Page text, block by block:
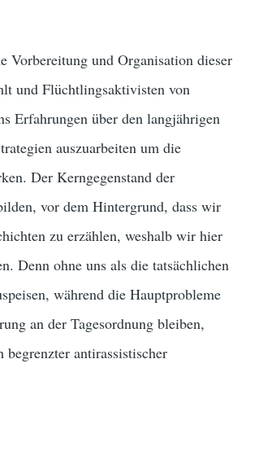
Vorbereitung und Organisation dieser
und Flüchtlingsaktivisten von
Erfahrungen über den langjährigen
auszuarbeiten um die
Der Kerngegenstand der
vor dem Hintergrund, dass wir
zu erzählen, weshalb wir hier
Denn ohne uns als die tatsächlichen
während die Hauptprobleme
an der Tagesordnung bleiben,
antirassistischer